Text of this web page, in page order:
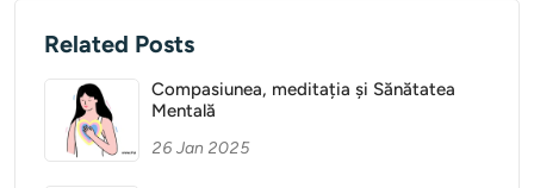
Related Posts
Compasiunea, meditația și Sănătatea
Mentală
26 Jan 2025